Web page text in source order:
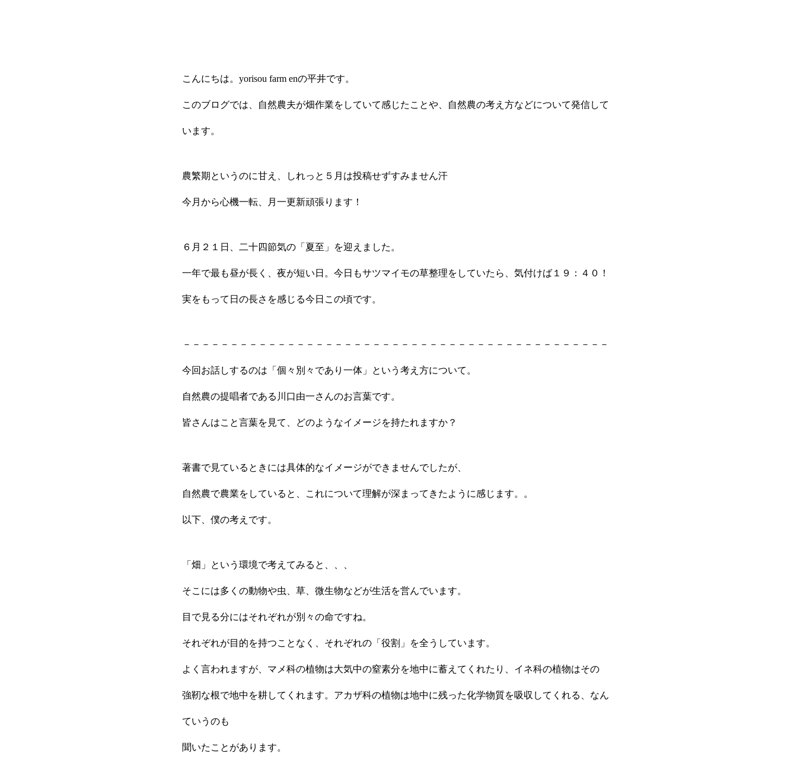
こんにちは。yorisou farm enの平井です。
このブログでは、自然農夫が畑作業をしていて感じたことや、自然農の考え方などについて発信して
います。
農繁期というのに甘え、しれっと５月は投稿せずすみません汗
今月から心機一転、月一更新頑張ります！
６月２１日、二十四節気の「夏至」を迎えました。
一年で最も昼が長く、夜が短い日。今日もサツマイモの草整理をしていたら、気付けば１９：４０！
実をもって日の長さを感じる今日この頃です。
－－－－－－－－－－－－－－－－－－－－－－－－－－－－－－－－－－－－－－－－－－－－－
今回お話しするのは「個々別々であり一体」という考え方について。
自然農の提唱者である川口由一さんのお言葉です。
皆さんはこと言葉を見て、どのようなイメージを持たれますか？
著書で見ているときには具体的なイメージができませんでしたが、
自然農で農業をしていると、これについて理解が深まってきたように感じます。。
以下、僕の考えです。
「畑」という環境で考えてみると、、、
そこには多くの動物や虫、草、微生物などが生活を営んでいます。
目で見る分にはそれぞれが別々の命ですね。
それぞれが目的を持つことなく、それぞれの「役割」を全うしています。
よく言われますが、マメ科の植物は大気中の窒素分を地中に蓄えてくれたり、イネ科の植物はその
強靭な根で地中を耕してくれます。アカザ科の植物は地中に残った化学物質を吸収してくれる、なん
ていうのも
聞いたことがあります。